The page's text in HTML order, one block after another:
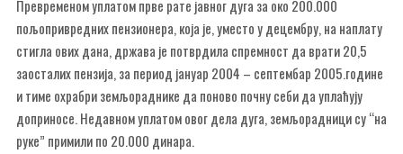
Превременом уплатом прве рате јавног дуга за око 200.000
пољопривредних пензионера, која је, уместо у децембру, на наплату
стигла ових дана, држава је потврдила спремност да врати 20,5
заосталих пензија, за период јануар 2004 – септембар 2005.године
и тиме охрабри земљораднике да поново почну себи да уплаћују
доприносе. Недавном уплатом овог дела дуга, земљорадници су “на
руке” примили по 20.000 динара.